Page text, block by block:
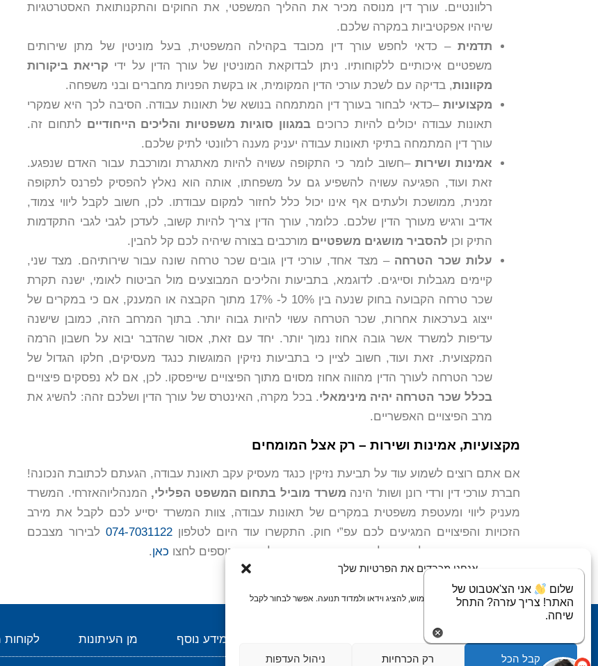
אנחנו מכבדים את הפרטיות שלך
אנחנו משתמשים בעוגיות כדי לשפר חוויית שימוש, להציג וידאו ולמדוד תנועה. אפשר לבחור לקבל
את כולן, רק את ההכרחיות, או לנהל העדפות.
קבל הכל רק הכרחיות ניהול העדפות
רלוונטיים. עורך דין מנוסה מכיר את ההליך המשפטי, את החוקים והתקנותואת האסטרטגיות
שיהיו אפקטיביות במקרה שלכם.
תדמית – כדאי לחפש עורך דין מכובד בקהילה המשפטית, בעל מוניטין של מתן שירותים
משפטיים איכותיים ללקוחותיו. ניתן לבדוקאת המוניטין של עורך הדין על ידי קריאת ביקורות
מקוונות, בדיקה עם לשכת עורכי הדין המקומית, או בקשת הפניות מחברים ובני משפחה.
מקצועיות–כדאי לבחור בעורך דין המתמחה בנושא של תאונות עבודה. הסיבה לכך היא שמקרי
תאונות עבודה יכולים להיות כרוכיםבמגוון סוגיות משפטיות והליכים הייחודיים לתחום זה.
עורך דין המתמחה בתיקי תאונות עבודה יעניק מענה רלוונטי לתיק שלכם.
אמינות ושירות –חשוב לומר כי התקופה עשויה להיות מאתגרת ומורכבת עבור האדם שנפגע.
זאת ועוד, הפגיעה עשויה להשפיע גם על משפחתו, אותה הוא נאלץ להפסיק לפרנס לתקופה
זמנית, ממושכת ולעתים אף אינו יכול כלל לחזור למקום עבודתו. לכן, חשוב לקבל ליווי צמוד,
אדיב ורגיש מעורך הדין שלכם. כלומר, עורך הדין צריך להיות קשוב, לעדכן לגבי לגבי התקדמות
התיק וכן להסביר מושגים משפטיים מורכבים בצורה שיהיה לכם קל להבין.
עלות שכר הטרחה – מצד אחד, עורכי דין גובים שכר טרחה שונה עבור שירותיהם. מצד שני,
קיימים מגבלות וסייגים. לדוגמא, בתביעות והליכים המבוצעים מול הביטוח לאומי, ישנה תקרת
שכר טרחה הקבועה בחוק שנעה בין 10% ל- 17% מתוך הקבצה או המענק, אם כי במקרים של
ייצוג בערכאות אחרות, שכר הטרחה עשוי להיות גבוה יותר. בתוך המרחב הזה, כמובן שישנה
עדיפות למשרד אשר גובה אחוז נמוך יותר. יחד עם זאת, אסור שהדבר יבוא על חשבון הרמה
המקצועית. זאת ועוד, חשוב לציין כי בתביעות נזיקין המוגשות כנגד מעסיקים, חלקו הגדול של
שכר הטרחה לעורך הדין מהווה אחוז מסוים מתוך הפיצויים שייפסקו. לכן, אם לא נפסקים פיצויים
בכלל שכר הטרחה יהיה מינימאלי. בכל מקרה, האינטרס של עורך הדין ושלכם זהה: להשיג את
מרב הפיצויים האפשריים.
מקצועיות, אמינות ושירות – רק אצל המומחים
אם אתם רוצים לשמוע עוד על תביעת נזיקין כנגד מעסיק עקב תאונת עבודה, הגעתם לכתובת הנכונה!
חברת עורכי דין ורדי רונן ושות' הינה משרד מוביל בתחום המשפט הפלילי, המנהליוהאזרחי. המשרד
מעניק ליווי ומעטפת משפטית במקרים של תאונות עבודה, צוות המשרד יסייע לכם לקבל את מירב
הזכויות והפיצויים המגיעים לכם עפ”י חוק. התקשרו עוד היום לטלפון074-7031122 לבירור מצבכם
המשפטי, הזכויות שלכם וקבלת ייעוץ ראשוני חינם. לפרטים נוספים לחצו כאן.
עמוד הבית מידע נוסף מן העיתונות לקוחות
שלום
אני הצ'אטבוט של
האתר! צריך עזרה? התחל
שיחה.